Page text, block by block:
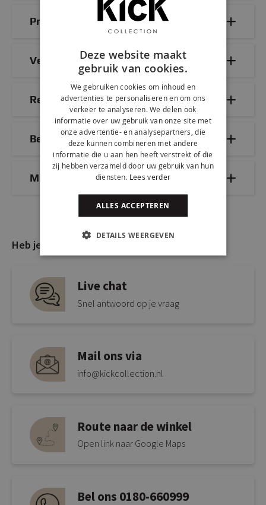
Productdetails
Veelgestelde vragen
Reviews
Bezorg- & retourinformatie
Mix & Match
Heb je nog vragen?
Live chat
Snel antwoord op je vraag
Mail ons via
info@kickcollection.nl
Route naar de winkel
Open link naar Google Maps
Bel ons 0180-660999
Deze website maakt
gebruik van cookies.
We gebruiken cookies om inhoud en
advertenties te personaliseren en om ons
verkeer te analyseren. We delen ook
informatie over uw gebruik van onze site met
onze advertentie- en analysepartners, die
deze kunnen combineren met andere
informatie die u aan hen heeft verstrekt of die
zij hebben verzameld door uw gebruik van hun
diensten. Lees verder
ALLES ACCEPTEREN
DETAILS WEERGEVEN